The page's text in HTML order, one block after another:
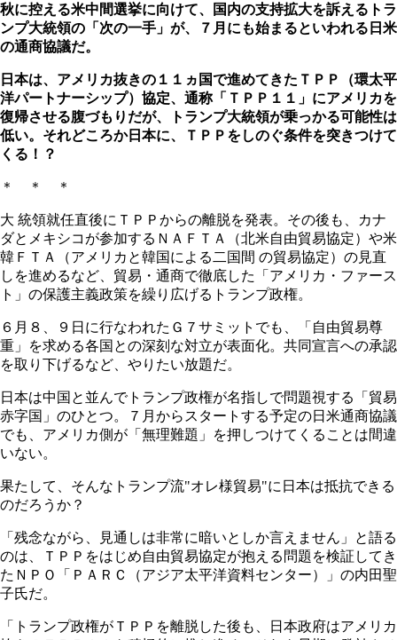
秋に控える米中間選挙に向けて、国内の支持拡大を訴えるトラ
ンプ大統領の「次の一手」が、７月にも始まるといわれる日米
の通商協議だ。
日本は、アメリカ抜きの１１ヵ国で進めてきたＴＰＰ（環太平
洋パートナーシップ）協定、通称「ＴＰＰ１１」にアメリカを
復帰させる腹づもりだが、トランプ大統領が乗っかる可能性は
低い。それどころか日本に、ＴＰＰをしのぐ条件を突きつけて
くる！？
＊ ＊ ＊
大 統領就任直後にＴＰＰからの離脱を発表。その後も、カナ
ダとメキシコが参加するＮＡＦＴＡ（北米自由貿易協定）や米
韓ＦＴＡ（アメリカと韓国による二国間 の貿易協定）の見直
しを進めるなど、貿易・通商で徹底した「アメリカ・ファース
ト」の保護主義政策を繰り広げるトランプ政権。
６月８、９日に行なわれたＧ７サミットでも、「自由貿易尊
重」を求める各国との深刻な対立が表面化。共同宣言への承認
を取り下げるなど、やりたい放題だ。
日本は中国と並んでトランプ政権が名指しで問題視する「貿易
赤字国」のひとつ。７月からスタートする予定の日米通商協議
でも、アメリカ側が「無理難題」を押しつけてくることは間違
いない。
果たして、そんなトランプ流"オレ様貿易"に日本は抵抗できる
のだろうか？
「残念ながら、見通しは非常に暗いとしか言えません」と語る
のは、ＴＰＰをはじめ自由貿易協定が抱える問題を検証してき
たＮＰＯ「ＰＡＲＣ（アジア太平洋資料センター）」の内田聖
子氏だ。
「トランプ政権がＴＰＰを離脱した後も、日本政府はアメリカ